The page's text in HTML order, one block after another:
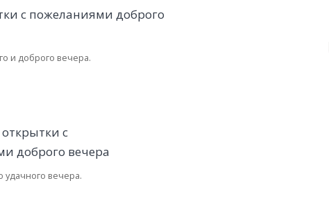
и доброго вечера.
вечера.